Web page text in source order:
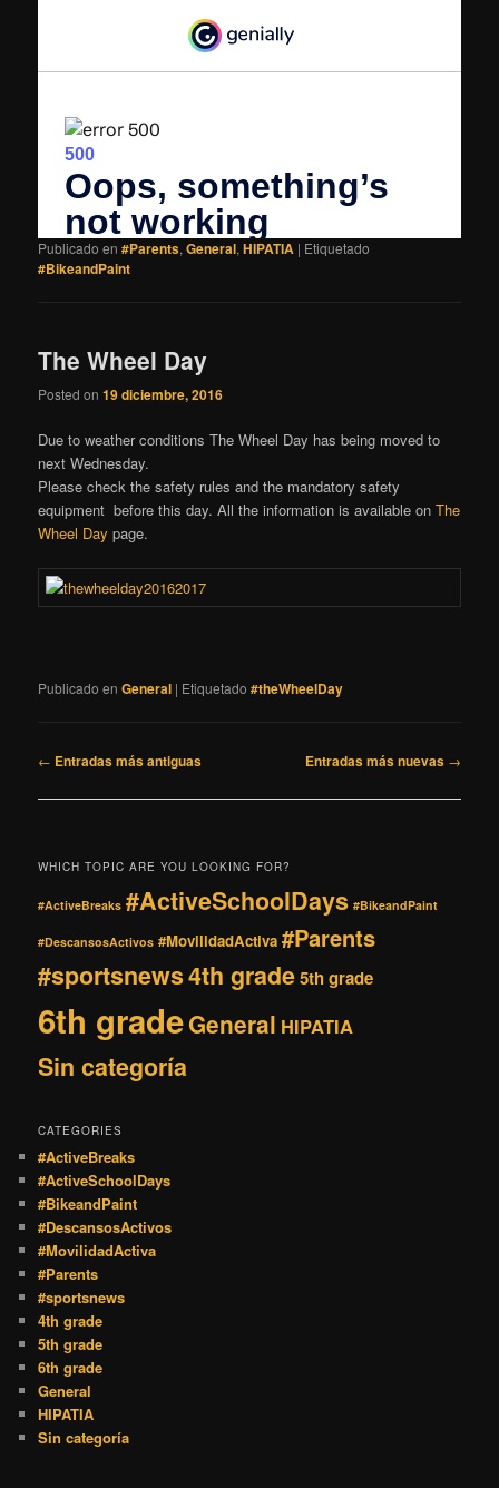
Publicado en #Parents,General,HIPATIA | Etiquetado
#BikeandPaint
The Wheel Day
Posted on19 diciembre, 2016
Due to weather conditions The Wheel Day has being moved to
next Wednesday.
Please check the safety rules and the mandatory safety
equipment before this day. All the information is available onThe
Wheel Day page.
Publicado en General | Etiquetado #theWheelDay
Navegación
entradas
← Entradas más antiguas Entradas más nuevas →
WHICH TOPIC ARE YOU LOOKING FOR?
#ActiveBreaks #ActiveSchoolDays #BikeandPaint
#DescansosActivos #MovilidadActiva #Parents
#sportsnews4th grade5th grade
6th gradeGeneral HIPATIA
Sin categoría
CATEGORIES
#ActiveBreaks
#ActiveSchoolDays
#BikeandPaint
#DescansosActivos
#MovilidadActiva
#Parents
#sportsnews
4th grade
5th grade
6th grade
General
HIPATIA
Sin categoría